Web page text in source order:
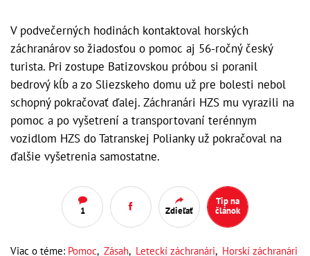
V podvečerných hodinách kontaktoval horských
záchranárov so žiadosťou o pomoc aj 56-ročný český
turista. Pri zostupe Batizovskou próbou si poranil
bedrový kĺb a zo Sliezskeho domu už pre bolesti nebol
schopný pokračovať ďalej. Záchranári HZS mu vyrazili na
pomoc a po vyšetrení a transportovaní terénnym
vozidlom HZS do Tatranskej Polianky už pokračoval na
ďalšie vyšetrenia samostatne.
1 Zdieľať
Tip na
článok
Viac o téme: Pomoc, Zásah, Leteckí záchranári, Horskí záchranári